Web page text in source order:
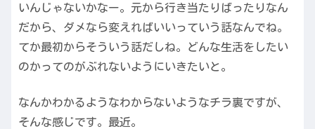
いんじゃないかなー。元から行き当たりばったりなん
だから、ダメなら変えればいいっていう話なんでね。
てか最初からそういう話だしね。どんな生活をしたい
のかってのがぶれないようにいきたいと。
なんかわかるようなわからないようなチラ裏ですが、
そんな感じです。最近。